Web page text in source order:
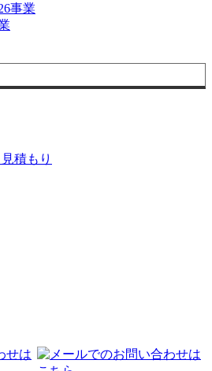
事業
積もり